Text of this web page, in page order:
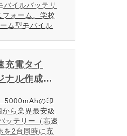
イルバッテリ
ォーム、学校
ム型モバイル
充電タイ
ナル作成な
5000mAhの印
ら業界最安級
ッテリー（高速
を2台同時に充